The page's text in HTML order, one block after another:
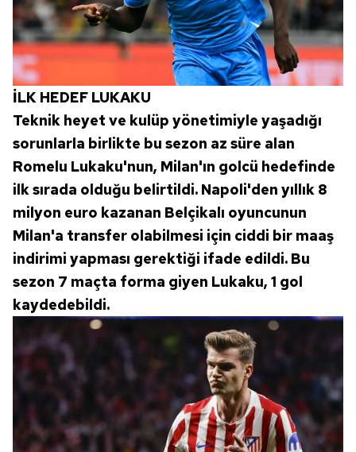
reklam/pazarlama faaliyetlerinin yapılması, amaçlarıyla
sınırlı olarak açık rızanız dahilinde kullanılacaktır.
Çerezlere ilişkin tercihlerinizi aşağıda yer alan panel
vasıtasıyla belirleyebilirsiniz. Çerezlere ilişkin detaylı bilgi
Metnimiziziyaret edebilirsiniz.
6698 sayılı Kişisel Verilerin Korunması Kanunu uyarınca
hazırlanmış Aydınlatma Metnimizi okumak ve sitemizde
ilgili mevzuata uygun olarak kullanılan çerezlerle ilgili bilgi
almak için lütfen
İLK HEDEF LUKAKU
Teknik heyet ve kulüp yönetimiyle yaşadığı
sorunlarla birlikte bu sezon az süre alan
Romelu Lukaku'nun, Milan'ın golcü hedefinde
ilk sırada olduğu belirtildi. Napoli'den yıllık 8
milyon euro kazanan Belçikalı oyuncunun
Milan'a transfer olabilmesi için ciddi bir maaş
indirimi yapması gerektiği ifade edildi. Bu
sezon 7 maçta forma giyen Lukaku, 1 gol
kaydedebildi.